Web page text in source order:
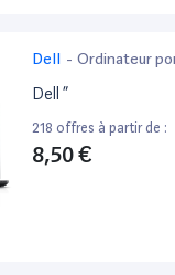
Dell - Ordinateur
Dell ”
218 offres à partir de :
8,50 €